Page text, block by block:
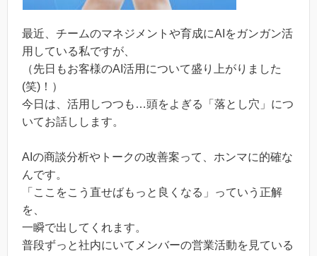
最近、チームのマネジメントや育成にAIをガンガン活
用している私ですが、
（先日もお客様のAI活用について盛り上がりました
(笑)！）
今日は、活用しつつも…頭をよぎる「落とし穴」につ
いてお話しします。
AIの商談分析やトークの改善案って、ホンマに的確な
んです。
「ここをこう直せばもっと良くなる」っていう正解
を、
一瞬で出してくれます。
普段ずっと社内にいてメンバーの営業活動を見ている